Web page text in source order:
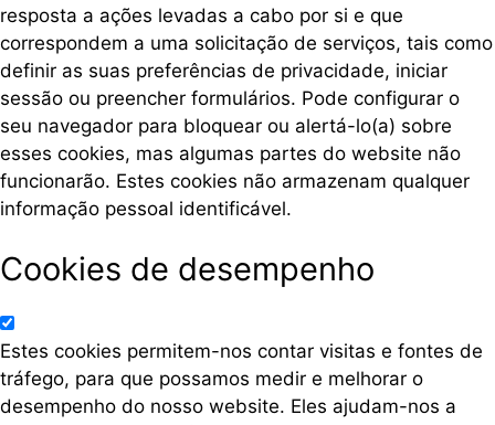
resposta a ações levadas a cabo por si e que
correspondem a uma solicitação de serviços, tais como
definir as suas preferências de privacidade, iniciar
sessão ou preencher formulários. Pode configurar o
seu navegador para bloquear ou alertá-lo(a) sobre
esses cookies, mas algumas partes do website não
funcionarão. Estes cookies não armazenam qualquer
informação pessoal identificável.
Cookies de desempenho
Estes cookies permitem-nos contar visitas e fontes de
tráfego, para que possamos medir e melhorar o
desempenho do nosso website. Eles ajudam-nos a